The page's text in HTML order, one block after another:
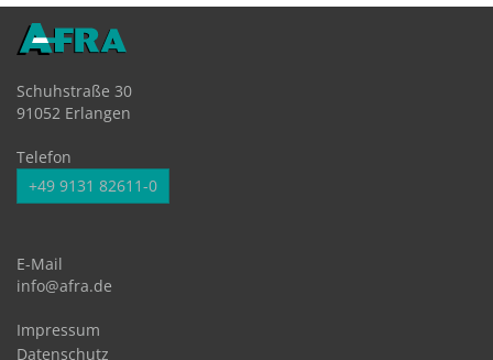
Schuhstraße 30
91052 Erlangen
Telefon
+49 9131 82611-0
E-Mail
info@afra.de
Impressum
Datenschutz